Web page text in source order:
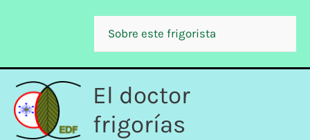
Sobre este frigorista
El doctor
frigorías